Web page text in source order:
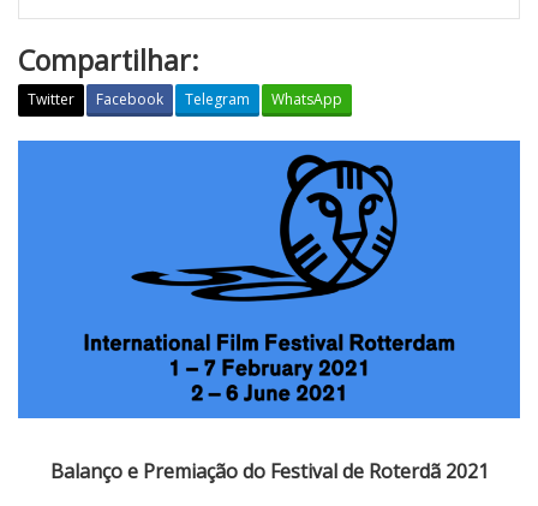
Compartilhar:
Twitter Facebook Telegram WhatsApp
r
Balanço e Premiação do Festival de Roterdã 2021